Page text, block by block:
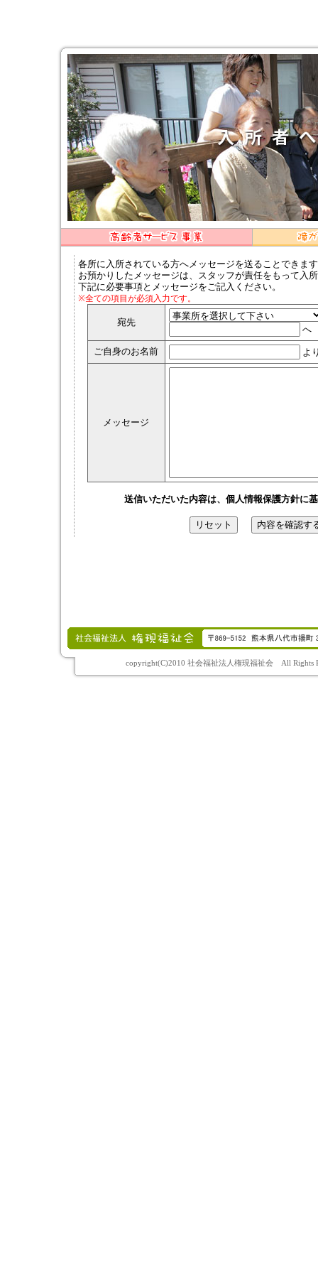
各所に入所されている方へメッセージを送ることできま
お預かりしたメッセージは、スタッフが責任をもって入
下記に必要事項とメッセージをご記入ください。
※全ての項目が必須入力です。
宛先
へ
ご自身のお名前 よ
メッセージ
送信いただいた内容は、個人情報保護方針に
copyright(C)2010 社会福祉法人権現福祉会 All Rights